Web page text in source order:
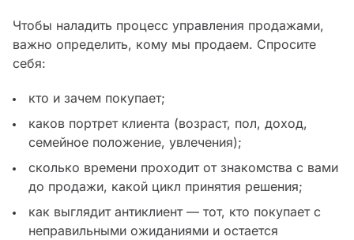
Чтобы наладить процесс управления продажами,
важно определить, кому мы продаем. Спросите
себя:
кто и зачем покупает;
каков портрет клиента (возраст, пол, доход,
семейное положение, увлечения);
сколько времени проходит от знакомства с вами
до продажи, какой цикл принятия решения;
как выглядит антиклиент — тот, кто покупает с
неправильными ожиданиями и остается